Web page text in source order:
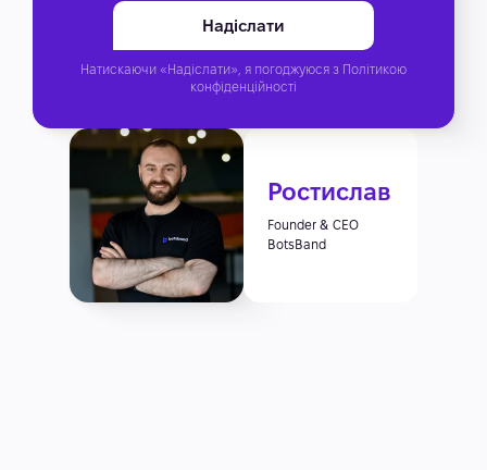
Ростислав
Founder & CEO
BotsBand
Натискаючи «Надіслати», я погоджуюся з Політикою
конфіденційності